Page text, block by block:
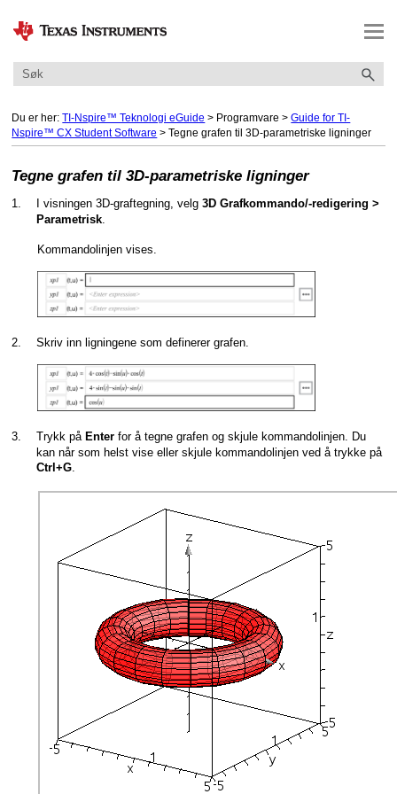
Gå til hovedinnhold
Du er her: TI-Nspire™ Teknologi eGuide > Programvare >Guide for TI-
Nspire™ CX Student Software >Tegne grafen til 3D-parametriske ligninger
Tegne grafen til 3D-parametriske ligninger
1. I visningen 3D-graftegning, velg3D Grafkommando/-redigering >
Parametrisk
Kommandolinjen vises.
2. Skriv inn ligningene som definerer grafen.
3. Trykk på Enter for å tegne grafen og skjule kommandolinjen. Du
kan når som helst vise eller skjule kommandolinjen ved å trykke på
Ctrl+G.